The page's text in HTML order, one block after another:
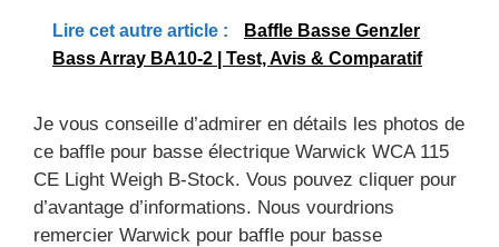
Lire cet autre article :
Baffle Basse Genzler
Bass Array BA10-2 | Test, Avis & Comparatif
Je vous conseille d’admirer en détails les photos de
ce baffle pour basse électrique Warwick WCA 115
CE Light Weigh B-Stock. Vous pouvez cliquer pour
d’avantage d’informations. Nous vourdrions
remercier Warwick pour baffle pour basse